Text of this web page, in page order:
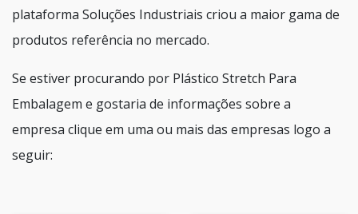
plataforma Soluções Industriais criou a maior gama de
produtos referência no mercado.
Se estiver procurando por Plástico Stretch Para
Embalagem e gostaria de informações sobre a
empresa clique em uma ou mais das empresas logo a
seguir: